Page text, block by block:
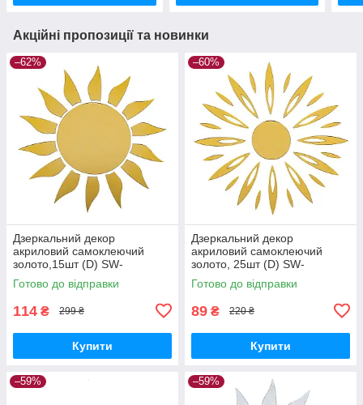
Акційні пропозиції та новинки
–62%
Дзеркальний декор
акриловий самоклеючий
золото,15шт (D) SW-
00002502
Готово до відправки
114 ₴ 299 ₴
Купити
–60%
Дзеркальний декор
акриловий самоклеючий
золото, 25шт (D) SW-
00002522
Готово до відправки
89 ₴ 220 ₴
Купити
–59% –59%